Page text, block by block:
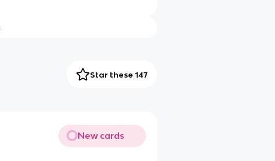
Star these 147
New cards